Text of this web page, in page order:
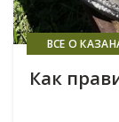
ВСЕ О
Как